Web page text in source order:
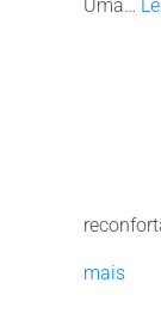
Uma…
mais